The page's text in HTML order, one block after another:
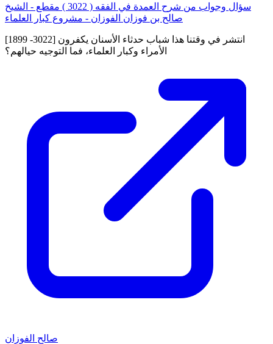
سؤال وجواب من شرح العمدة في الفقه ( 3022 ) مقطع - الشيخ
صالح بن فوزان الفوزان - مشروع كبار العلماء
[1899 -3022] انتشر في وقتنا هذا شباب حدثاء الأسنان يكفرون
الأمراء وكبار العلماء، فما التوجيه حيالهم؟
صالح الفوزان